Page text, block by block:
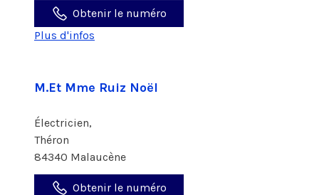
Obtenir le numéro
Plus d'infos
M.Et Mme Ruiz Noël
Électricien,
Théron
84340 Malaucène
Obtenir le numéro